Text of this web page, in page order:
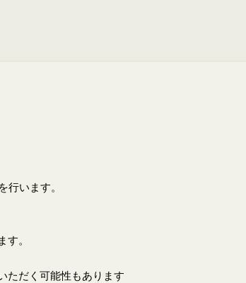
います。
す。
ただく可能性もあります